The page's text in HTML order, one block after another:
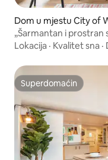
Dom u mjestu City of
„Šarmantan i prostran
sobe i 5 kupatila”
Lokacija · Kvalitet sna ·
Superdomaćin
Superdomaćin